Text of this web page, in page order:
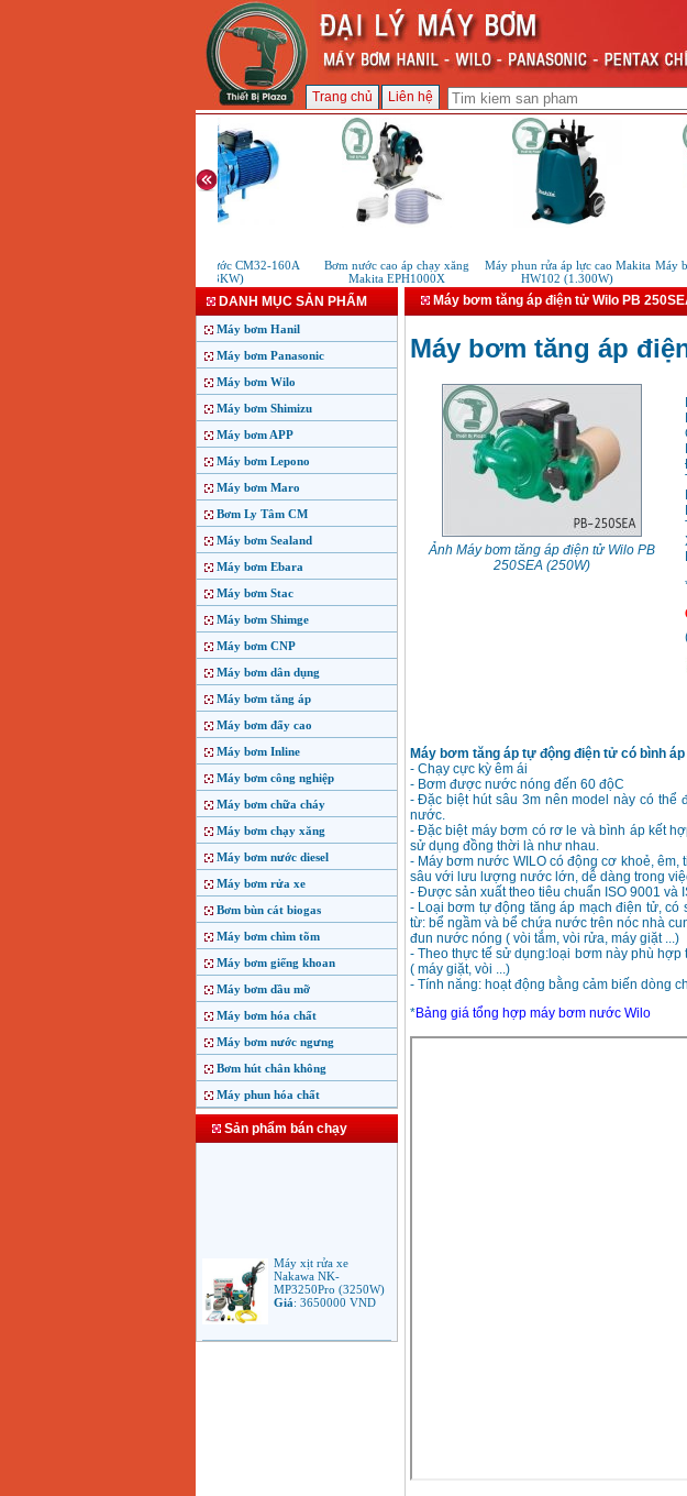
Trang chủ Liên hệ
Máy bơm nước CM32-160A
(3KW)
Bơm nước cao áp chạy xăng
Makita EPH1000X
Máy phun rửa áp lực cao Makita
HW102 (1.300W)
Máy
DANH MỤC SẢN PHẨM
Máy bơm Hanil
Máy bơm Panasonic
Máy bơm Wilo
Máy bơm Shimizu
Máy bơm APP
Máy bơm Lepono
Máy bơm Maro
Bơm Ly Tâm CM
Máy bơm Sealand
Máy bơm Ebara
Máy bơm Stac
Máy bơm Shimge
Máy bơm CNP
Máy bơm dân dụng
Máy bơm tăng áp
Máy bơm đẩy cao
Máy bơm Inline
Máy bơm công nghiệp
Máy bơm chữa cháy
Máy bơm chạy xăng
Máy bơm nước diesel
Máy bơm rửa xe
Bơm bùn cát biogas
Máy bơm chìm tõm
Máy bơm giếng khoan
Máy bơm dầu mỡ
Máy bơm hóa chất
Máy bơm nước ngưng
Bơm hút chân không
Máy phun hóa chất
Sản phẩm bán chạy
Nakawa NK-
MP3250Pro (3250W)
Giá:3650000VND
Máy phun rửa áp lực
Máy bơm tăng áp điện tử Wilo PB
Máy bơm tăng áp
Ảnh Máy bơm tăng áp điện tử Wilo PB
250SEA (250W)
Máy bơm tăng áp tự động điện tử có bình áp
- Chạy cực kỳ êm ái
- Bơm được nước nóng đến 60 độC
- Đặc biệt hút sâu 3m nên model này có thể
nước.
- Đặc biệt máy bơm có rơ le và bình áp kết
sử dụng đồng thời là như nhau.
- Máy bơm nước WILO có động cơ khoẻ,
sâu với lưu lượng nước lớn, dễ dàng trong
- Được sản xuất theo tiêu chuẩn ISO 9001 và
- Loại bơm tự động tăng áp mạch điện tử,
từ: bể ngầm và bể chứa nước trên nóc nhà
đun nước nóng ( vòi tắm, vòi rửa, máy giặt ...)
- Theo thực tế sử dụng:loại bơm này phù
( máy giặt, vòi ...)
- Tính năng: hoạt động bằng cảm biến dòng
*Bảng giá tổng hợp máy bơm nước Wilo